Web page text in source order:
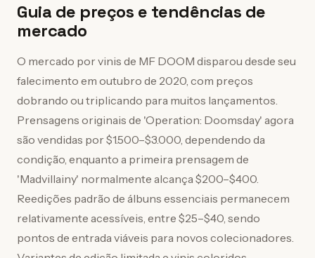
Guia de preços e tendências de
mercado
O mercado por vinis de MF DOOM disparou desde seu
falecimento em outubro de 2020, com preços
dobrando ou triplicando para muitos lançamentos.
Prensagens originais de 'Operation: Doomsday' agora
são vendidas por $1.500–$3.000, dependendo da
condição, enquanto a primeira prensagem de
'Madvillainy' normalmente alcança $200–$400.
Reedições padrão de álbuns essenciais permanecem
relativamente acessíveis, entre $25–$40, sendo
pontos de entrada viáveis para novos colecionadores.